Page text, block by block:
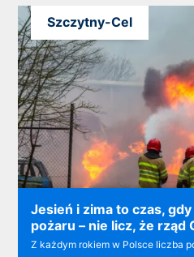
Jesień i zima to czas,
pożaru – nie licz, że rząd
Z każdym rokiem w Polsce liczba
Szczytny-Cel